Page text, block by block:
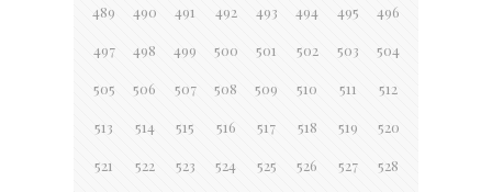
489 490 491 492 493 494 495 496
497 498 499 500 501 502 503 504
505 506 507 508 509 510 511 512
513 514 515 516 517 518 519 520
521 522 523 524 525 526 527 528